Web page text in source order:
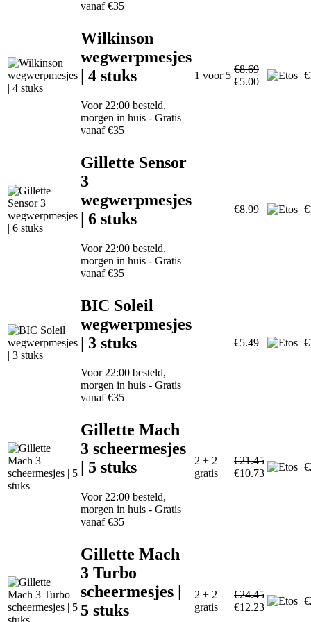
vanaf €35
Wilkinson
wegwerpmesjes
| 4 stuks
Voor 22:00 besteld,
morgen in huis - Gratis
vanaf €35
1 voor 5
€8.69
€5.00
Gillette Sensor
3
wegwerpmesjes
| 6 stuks
Voor 22:00 besteld,
morgen in huis - Gratis
vanaf €35
€8.99
BIC Soleil
wegwerpmesjes
| 3 stuks
Voor 22:00 besteld,
morgen in huis - Gratis
vanaf €35
€5.49
Gillette Mach
3 scheermesjes
| 5 stuks
Voor 22:00 besteld,
morgen in huis - Gratis
vanaf €35
2 + 2
gratis
€21.45
€10.73
Gillette Mach
3 Turbo
scheermesjes |
5 stuks
2 + 2
gratis
€24.45
€12.23